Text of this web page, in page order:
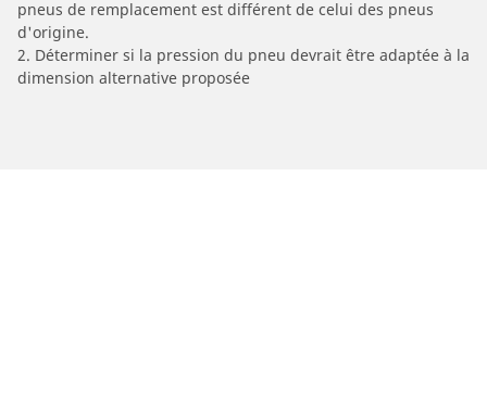
pneus de remplacement est différent de celui des pneus
d'origine.
2. Déterminer si la pression du pneu devrait être adaptée à la
dimension alternative proposée